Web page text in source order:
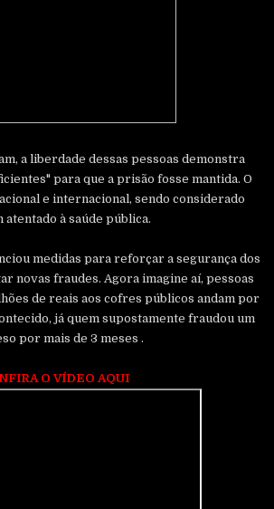
a liberdade dessas pessoas demonstra
para que a prisão fosse mantida. O
e internacional, sendo considerado
à saúde pública.
medidas para reforçar a segurança dos
novas fraudes. Agora imagine aí, pessoas
de reais aos cofres públicos andam por
já quem supostamente fraudou um
por mais de 3 meses .
O VÍDEO AQUI